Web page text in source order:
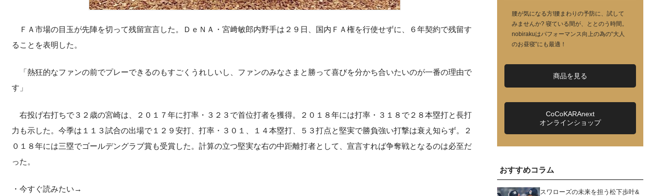
ＦＡ市場の目玉が先陣を切って残留宣言した。ＤｅＮＡ・宮﨑敏郎内野手は２９日、国内ＦＡ権を行使せずに、６年契約で残留す
ることを表明した。
「熱狂的なファンの前でプレーできるのもすごくうれしいし、ファンのみなさまと勝って喜びを分かち合いたいのが一番の理由で
す」
右投げ右打ちで３２歳の宮崎は、２０１７年に打率・３２３で首位打者を獲得。２０１８年には打率・３１８で２８本塁打と長打
力も示した。今季は１１３試合の出場で１２９安打、打率・３０１、１４本塁打、５３打点と堅実で勝負強い打撃は衰え知らず。２
０１８年には三塁でゴールデングラブ賞も受賞した。計算の立つ堅実な右の中距離打者として、宣言すれば争奪戦となるのは必至だ
った。
・今すぐ読みたい→
腰が気になる方!腰まわりの予防に、試して
みませんか? 寝ている間が、ととのう時間。
nobirakuはパフォーマンス向上の為の“大人
のお昼寝”にも最適！
商品を見る
CoCoKARAnext
オンラインショップ
おすすめコラム
スワローズの未来を担う松下歩叶&